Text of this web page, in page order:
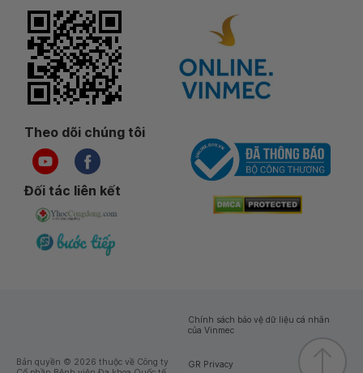
Theo dõi chúng tôi
Đối tác liên kết
Bản quyền © 2026 thuộc về Công ty
Chính sách bảo vệ dữ liệu cá nhân
của Vinmec
GR Privacy